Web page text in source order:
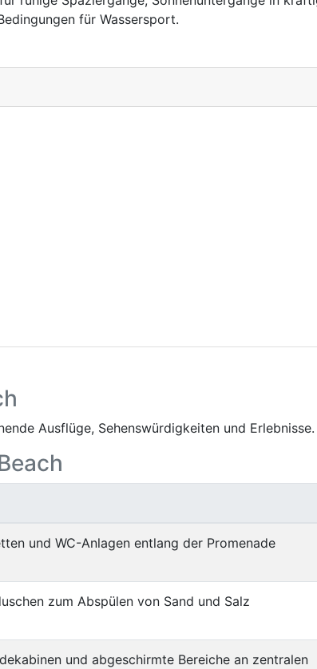
für Wassersport.
Ausflüge, Sehenswürdigkeiten und Erlebnisse.
und WC-Anlagen entlang der Promenade
zum Abspülen von Sand und Salz
und abgeschirmte Bereiche an zentralen